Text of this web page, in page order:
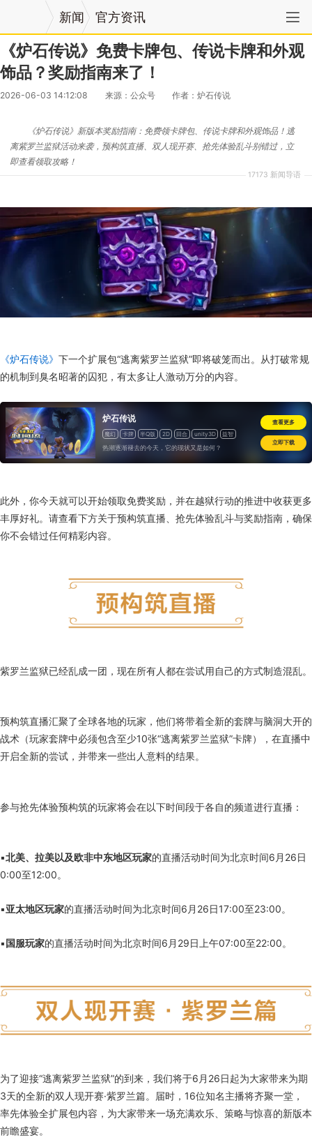
新闻 官方资讯
《炉石传说》免费卡牌包、传说卡牌和外观
饰品？奖励指南来了！
2026-06-03 14:12:08 来源：公众号 作者：炉石传说
17173 新闻导语
《炉石传说》新版本奖励指南：免费领卡牌包、传说卡牌和外观饰品！逃
离紫罗兰监狱活动来袭，预构筑直播、双人现开赛、抢先体验乱斗别错过，立
即查看领取攻略！
《炉石传说》 下一个扩展包“逃离紫罗兰监狱”即将破笼而出。从打破常规
的机制到臭名昭著的囚犯，有太多让人激动万分的内容。
炉石传说
魔幻 卡牌 半Q版 2D 回合 unity3D
益智
休闲
道具收费
热潮逐渐褪去的今天，它的现状又是如何？
查看更多
立即下载
此外，你今天就可以开始领取免费奖励，并在越狱行动的推进中收获更多
丰厚好礼。请查看下方关于预构筑直播、抢先体验乱斗与奖励指南，确保
你不会错过任何精彩内容。
紫罗兰监狱已经乱成一团，现在所有人都在尝试用自己的方式制造混乱。
预构筑直播汇聚了全球各地的玩家，他们将带着全新的套牌与脑洞大开的
战术（玩家套牌中必须包含至少10张“逃离紫罗兰监狱”卡牌），在直播中
开启全新的尝试，并带来一些出人意料的结果。
参与抢先体验预构筑的玩家将会在以下时间段于各自的频道进行直播：
▪北美、拉美以及欧非中东地区玩家的直播活动时间为北京时间6月26日
0:00至12:00。
▪亚太地区玩家的直播活动时间为北京时间6月26日17:00至23:00。
▪国服玩家的直播活动时间为北京时间6月29日上午07:00至22:00。
为了迎接“逃离紫罗兰监狱”的到来，我们将于6月26日起为大家带来为期
3天的全新的双人现开赛·紫罗兰篇。届时，16位知名主播将齐聚一堂，
率先体验全扩展包内容，为大家带来一场充满欢乐、策略与惊喜的新版本
前瞻盛宴。